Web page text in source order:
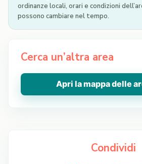
ordinanze locali, orari e condizioni
possono cambiare nel tempo.
Cerca un’altra area
Apri la mappa delle
Condividi